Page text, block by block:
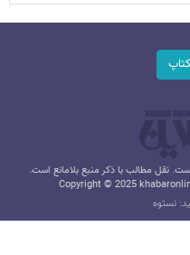
نقل مطالب با ذکر منبع بلامانع است.
Copyright © 2025
نستوه